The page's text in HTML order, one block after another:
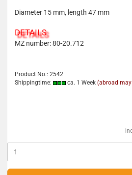
Diameter 15 mm, length 47 mm
DETAILS
MZ number: 80-20.712
Product No.: 2542
Shippingtime:
ca. 1 Week (abroad